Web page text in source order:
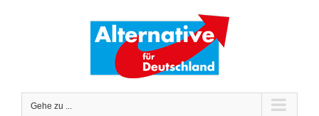
Gehe zu ...